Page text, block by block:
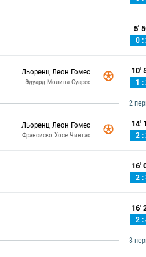
5'
0 :
Льоренц Леон Гомес
Эдуард Молина Суарес
10'
1 :
2
Льоренц Леон Гомес
Франсиско Хосе Чинтас
14'
2 :
16'
2 :
16'
2 :
3